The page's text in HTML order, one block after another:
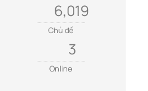
6,019
Chủ đề
3
Online